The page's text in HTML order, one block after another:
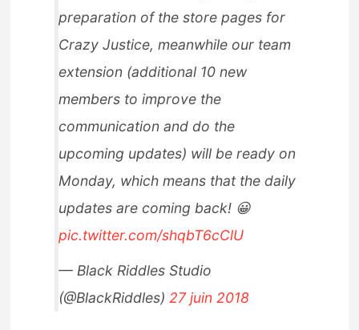
preparation of the store pages for
Crazy Justice, meanwhile our team
extension (additional 10 new
members to improve the
communication and do the
upcoming updates) will be ready on
Monday, which means that the daily
updates are coming back! 😀
pic.twitter.com/shqbT6cClU
— Black Riddles Studio
(@BlackRiddles) 27 juin 2018